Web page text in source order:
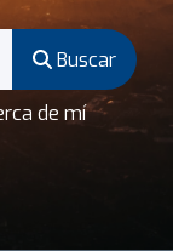
Buscar
de mí